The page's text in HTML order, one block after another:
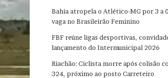
Bahia atropela o Atlético-MG por 3 a
vaga no Brasileirão Feminino
FBF reúne ligas desportivas,
lançamento do Intermunicipal 2026
Riachão: Ciclista morre após colisão
324, próximo ao posto Carreteiro